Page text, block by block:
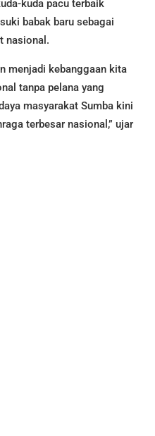
kuda pacu terbaik
babak baru sebagai
nasional.
menjadi kebanggaan kita
tanpa pelana yang
masyarakat Sumba kini
terbesar nasional,” ujar